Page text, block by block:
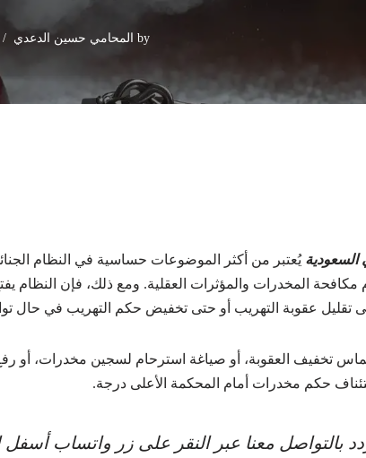
by المحامي حسين الدعدي
يُعتبر من أكثر الموضوعات حساسية في النظام
المخدرات والمؤثرات العقلية. ومع ذلك، فإن النظام
تقليل عقوبة التهريب أو حتى تخفيض حكم التهريب في
تخفيف العقوبة، أو صياغة استرحام لسجين مخدرات، أو
حكم مخدرات أمام المحكمة الأعلى درجة.
بالتواصل معنا عبر النقر على زر واتساب